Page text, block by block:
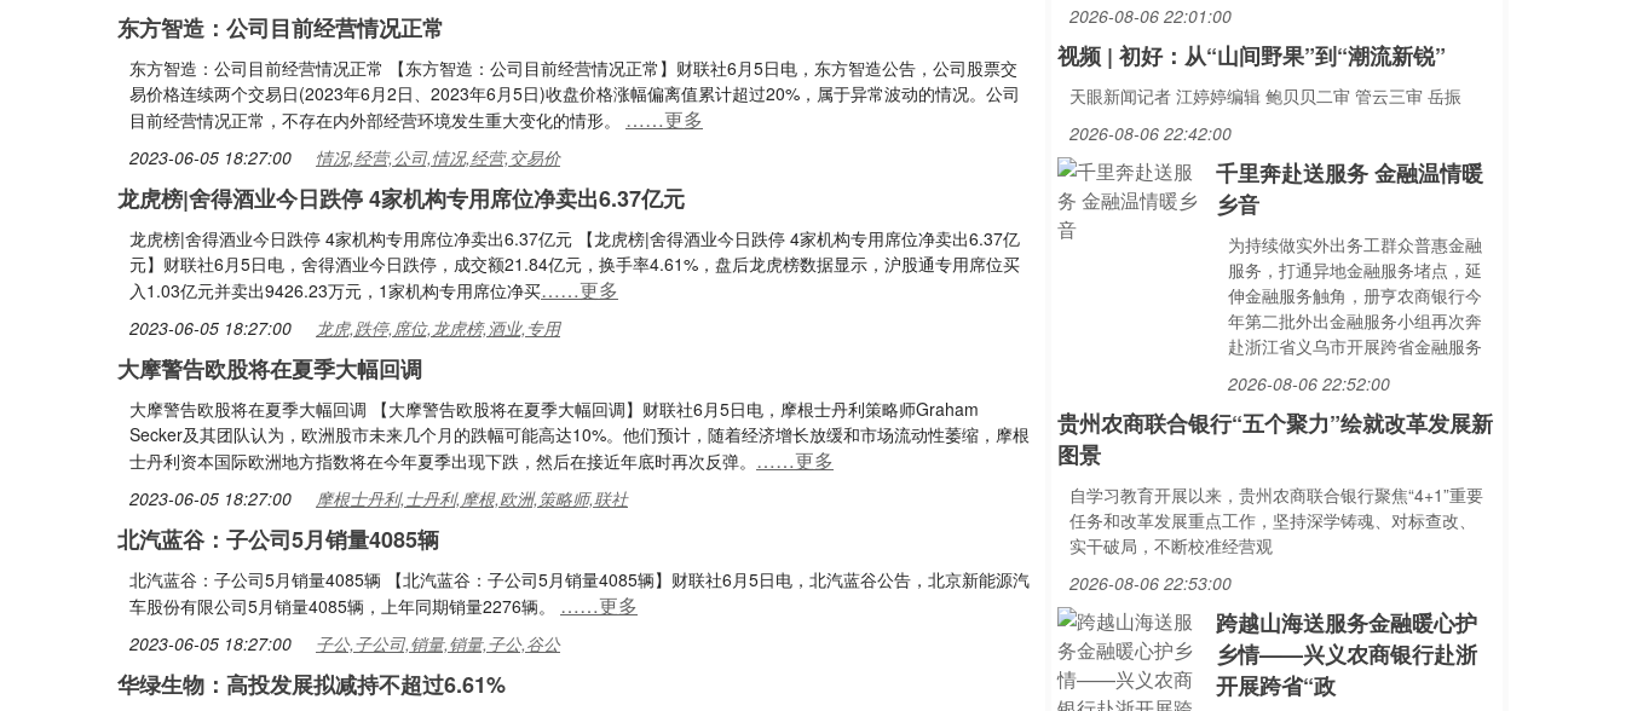
东方智造：公司目前经营情况正常
东方智造：公司目前经营情况正常 【东方智造：公司目前经营情况正常】财联社6月5日电，东方智造公告，公司股票交
易价格连续两个交易日(2023年6月2日、2023年6月5日)收盘价格涨幅偏离值累计超过20%，属于异常波动的情况。公司
目前经营情况正常，不存在内外部经营环境发生重大变化的情形。 ……更多
2023-06-05 18:27:00 情况,经营,公司,情况,经营,交易价
龙虎榜|舍得酒业今日跌停 4家机构专用席位净卖出6.37亿元
龙虎榜|舍得酒业今日跌停 4家机构专用席位净卖出6.37亿元 【龙虎榜|舍得酒业今日跌停 4家机构专用席位净卖出6.37亿
元】财联社6月5日电，舍得酒业今日跌停，成交额21.84亿元，换手率4.61%，盘后龙虎榜数据显示，沪股通专用席位买
入1.03亿元并卖出9426.23万元，1家机构专用席位净买……更多
2023-06-05 18:27:00 龙虎,跌停,席位,龙虎榜,酒业,专用
大摩警告欧股将在夏季大幅回调
大摩警告欧股将在夏季大幅回调 【大摩警告欧股将在夏季大幅回调】财联社6月5日电，摩根士丹利策略师Graham
Secker及其团队认为，欧洲股市未来几个月的跌幅可能高达10%。他们预计，随着经济增长放缓和市场流动性萎缩，摩根
士丹利资本国际欧洲地方指数将在今年夏季出现下跌，然后在接近年底时再次反弹。 ……更多
2023-06-05 18:27:00 摩根士丹利,士丹利,摩根,欧洲,策略师,联社
北汽蓝谷：子公司5月销量4085辆
北汽蓝谷：子公司5月销量4085辆 【北汽蓝谷：子公司5月销量4085辆】财联社6月5日电，北汽蓝谷公告，北京新能源汽
车股份有限公司5月销量4085辆，上年同期销量2276辆。 ……更多
2023-06-05 18:27:00 子公,子公司,销量,销量,子公,谷公
华绿生物：高投发展拟减持不超过6.61%
2026-08-06 22:01:00
视频 | 初好：从“山间野果”到“潮流新锐”
天眼新闻记者 江婷婷编辑 鲍贝贝二审 管云三审 岳振
2026-08-06 22:42:00
千里奔赴送服务 金融温情暖
乡音
为持续做实外出务工群众普惠金融
服务，打通异地金融服务堵点，延
伸金融服务触角，册亨农商银行今
年第二批外出金融服务小组再次奔
赴浙江省义乌市开展跨省金融服务
2026-08-06 22:52:00
贵州农商联合银行“五个聚力”绘就改革发展新
图景
自学习教育开展以来，贵州农商联合银行聚焦“4+1”重要
任务和改革发展重点工作，坚持深学铸魂、对标查改、
实干破局，不断校准经营观
2026-08-06 22:53:00
跨越山海送服务金融暖心护
乡情——兴义农商银行赴浙
开展跨省“政